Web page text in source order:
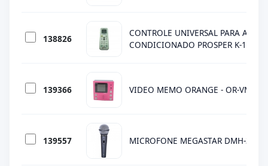
138826
CONTROLE UNIVERSAL PARA AR
CONDICIONADO PROSPER K-1028
139366 VIDEO MEMO ORANGE - OR-VM008
139557 MICROFONE MEGASTAR DMH-355